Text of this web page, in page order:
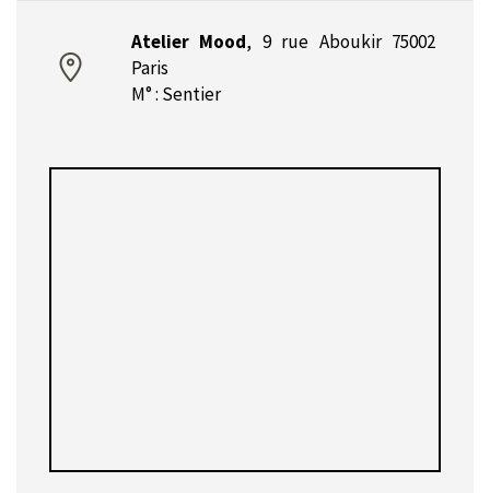
Atelier Mood, 9 rue Aboukir 75002
Paris
M° : Sentier